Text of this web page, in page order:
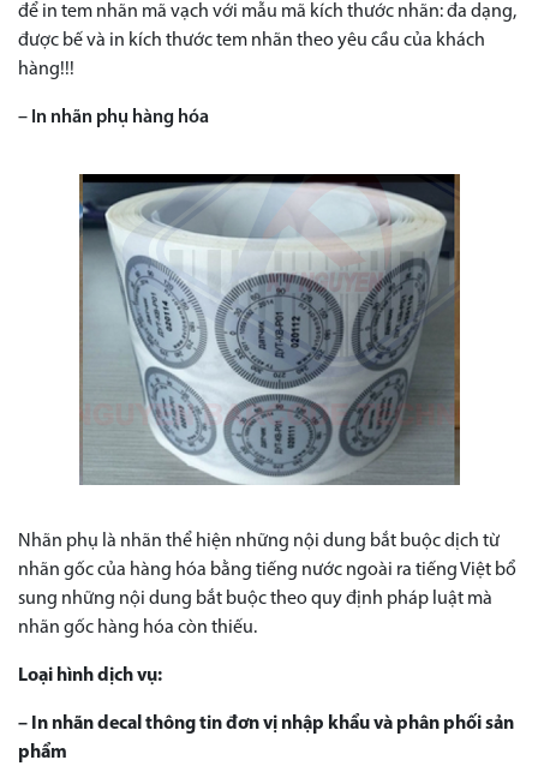
để in tem nhãn mã vạch với mẫu mã kích thước nhãn: đa dạng,
được bế và in kích thước tem nhãn theo yêu cầu của khách
hàng!!!
– In nhãn phụ hàng hóa
Nhãn phụ là nhãn thể hiện những nội dung bắt buộc dịch từ
nhãn gốc của hàng hóa bằng tiếng nước ngoài ra tiếng Việt bổ
sung những nội dung bắt buộc theo quy định pháp luật mà
nhãn gốc hàng hóa còn thiếu.
Loại hình dịch vụ:
– In nhãn decal thông tin đơn vị nhập khẩu và phân phối sản
phẩm